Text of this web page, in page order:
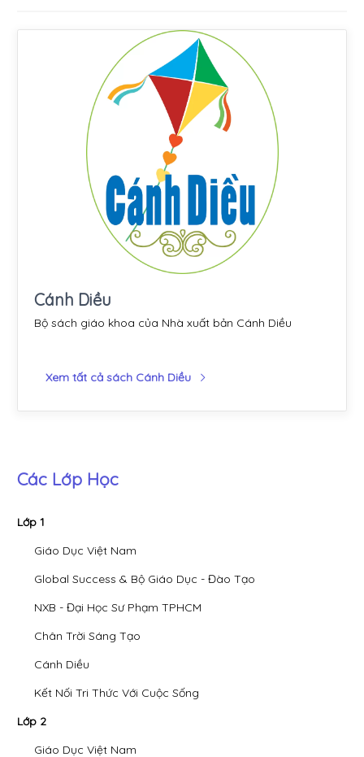
Cánh Diều
Bộ sách giáo khoa của Nhà xuất bản Cánh Diều
Xem tất cả sách Cánh Diều
Các Lớp Học
Lớp 1
Giáo Dục Việt Nam
Global Success & Bộ Giáo Dục - Đào Tạo
NXB - Đại Học Sư Phạm TPHCM
Chân Trời Sáng Tạo
Cánh Diều
Kết Nối Tri Thức Với Cuộc Sống
Lớp 2
Giáo Dục Việt Nam